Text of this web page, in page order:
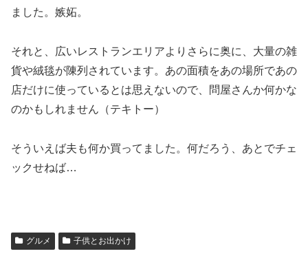
ました。嫉妬。
それと、広いレストランエリアよりさらに奥に、大量の雑
貨や絨毯が陳列されています。あの面積をあの場所であの
店だけに使っているとは思えないので、問屋さんか何かな
のかもしれません（テキトー）
そういえば夫も何か買ってました。何だろう、あとでチェ
ックせねば…
グルメ 子供とお出かけ